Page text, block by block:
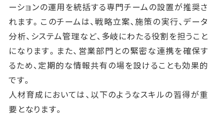
ーションの運用を統括する専門チームの設置が推奨さ
れます。このチームは、戦略立案、施策の実行、データ
分析、システム管理など、多岐にわたる役割を担うこと
になります。また、営業部門との緊密な連携を確保す
るため、定期的な情報共有の場を設けることも効果的
です。
人材育成においては、以下のようなスキルの習得が重
要となります。